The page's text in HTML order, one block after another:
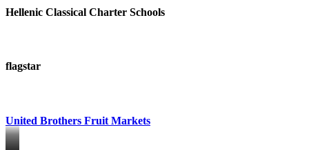
Hellenic Classical Charter Schools
flagstar
United Brothers Fruit Markets